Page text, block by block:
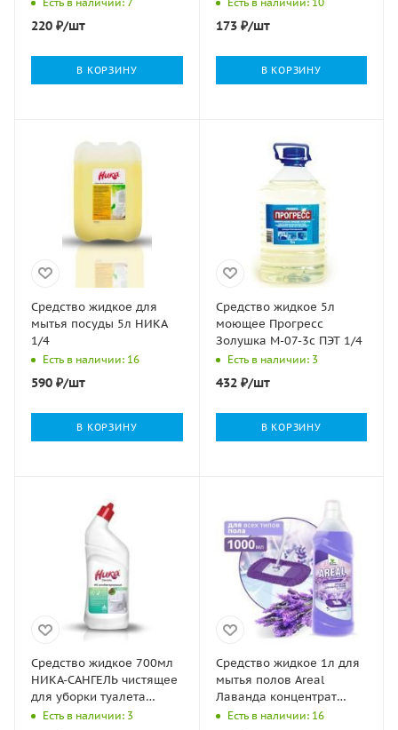
220 ₽/шт
В КОРЗИНУ
173₽/шт
В КОРЗИНУ
Средство жидкое для
мытья посуды 5л НИКА
1/4
Есть в наличии: 16
590 ₽/шт
В КОРЗИНУ
Средство жидкое 5л
моющее Прогресс
Золушка М-07-3с ПЭТ 1/4
Есть в наличии: 3
432₽/шт
В КОРЗИНУ
Средство жидкое 700мл
НИКА-САНГЕЛЬ чистящее
для уборки туалета
антибактериальное 1/15
Есть в наличии: 3
Средство жидкое 1л для
мытья полов Areal
Лаванда концентрат
Clean&Green 1/12
Есть в наличии: 16